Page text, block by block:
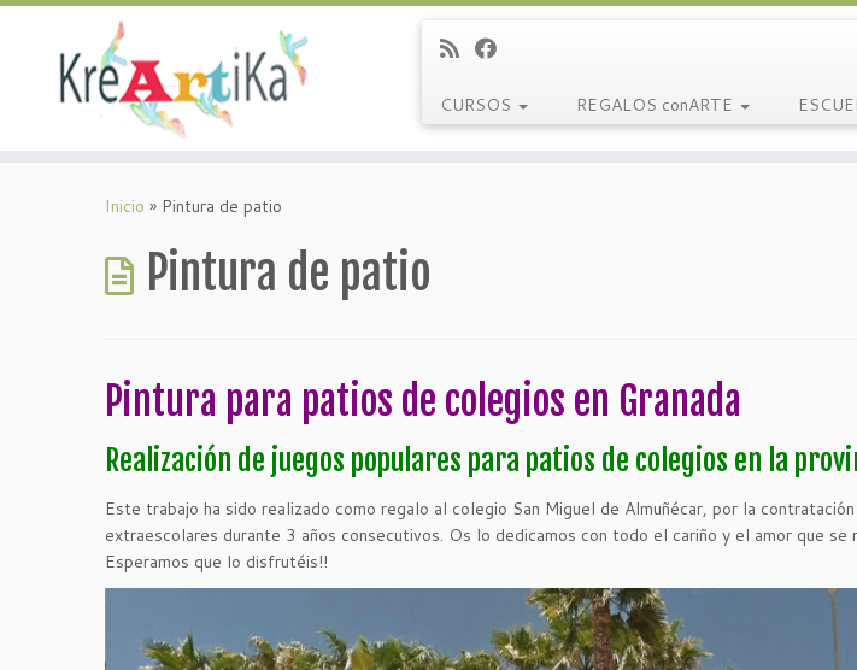
CURSOS REGALOS conARTE
Inicio » Pintura de patio
Pintura de patio
Pintura para patios de colegios en Granada
Realización de juegos populares para patios de colegios en la
Este trabajo ha sido realizado como regalo al colegio San Miguel de Almuñécar, por la
extraescolares durante 3 años consecutivos. Os lo dedicamos con todo el cariño y el amor que
Esperamos que lo disfrutéis!!
vídeo